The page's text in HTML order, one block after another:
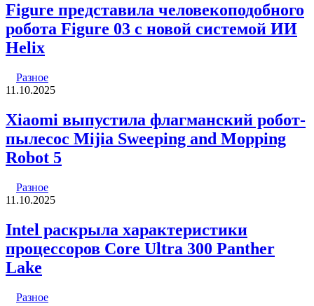
Figure представила человекоподобного
робота Figure 03 с новой системой ИИ
Helix
Разное
11.10.2025
Xiaomi выпустила флагманский робот-
пылесос Mijia Sweeping and Mopping
Robot 5
Разное
11.10.2025
Intel раскрыла характеристики
процессоров Core Ultra 300 Panther
Lake
Разное